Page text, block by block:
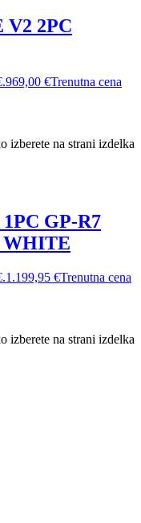
V2 2PC
969,00 €Trenutna cena
izberete na strani izdelka
GP-R7
1.199,95 €Trenutna cena
izberete na strani izdelka